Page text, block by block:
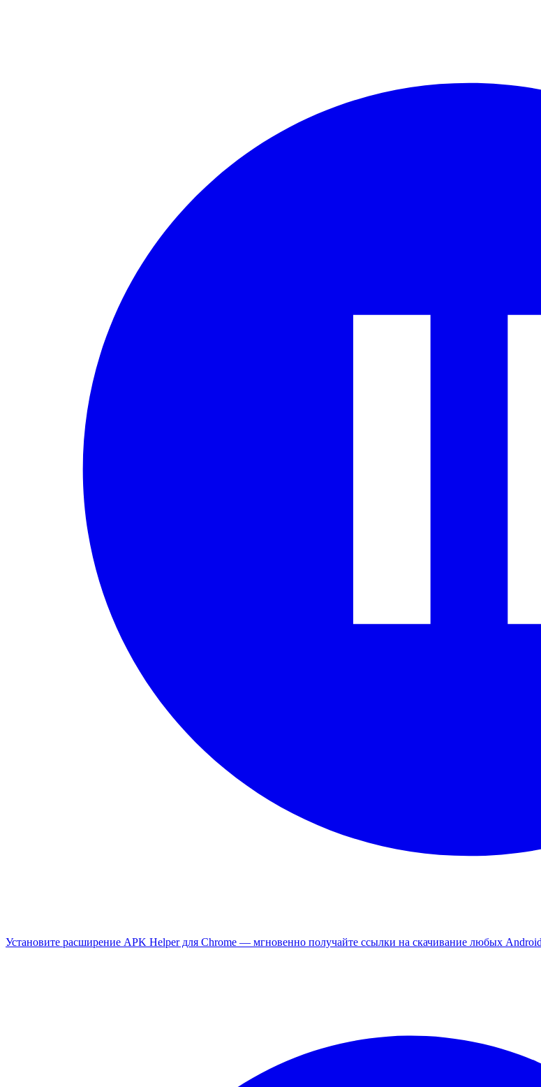
Установите расширение APK Helper для Chrome — мгновенно получайте ссылки на скачивание любых